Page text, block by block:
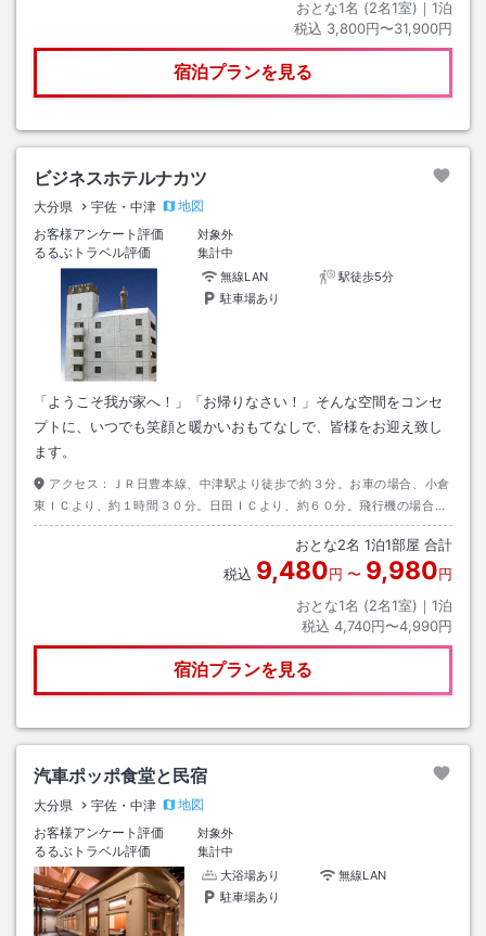
おとな1名 (2名1室)｜ 1泊
税込 3,800円〜31,900円
宿泊プランを見る
ビジネスホテルナカツ
大分県 宇佐・中津
地図
お客様アンケート評価
対象外
るるぶトラベル評価
集計中
無線LAN
駅徒歩5分
駐車場あり
「ようこそ我が家へ！」「お帰りなさい！」そんな空間をコンセ
プトに、いつでも笑顔と暖かいおもてなしで、皆様をお迎え致し
ます。
アクセス：
ＪＲ日豊本線、中津駅より徒歩で約３分。お車の場合、小倉
東ＩＣより、約１時間３０分。日田ＩＣより、約６０分。飛行機の場合、
北九州空港より車で約１時間。
おとな2名 1泊1部屋 合計
税込 9,480円 〜 9,980円
おとな1名 (2名1室)｜ 1泊
税込 4,740円〜4,990円
宿泊プランを見る
汽車ポッポ食堂と民宿
大分県 宇佐・中津
地図
お客様アンケート評価
対象外
るるぶトラベル評価
集計中
大浴場あり
無線LAN
駐車場あり